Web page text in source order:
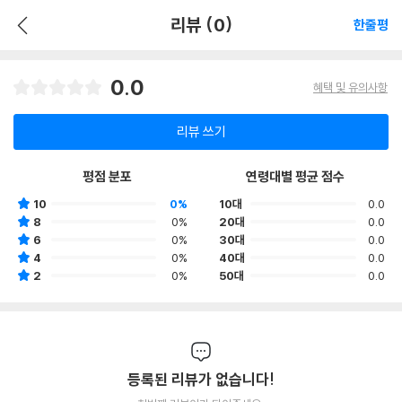
리뷰 (0) 한줄평
0.0 혜택 및 유의사항
리뷰 쓰기
평점 분포
10
0%
8
0%
6
0%
4
0%
2
0%
연령대별 평균 점수
10대
0.0
20대
0.0
30대
0.0
40대
0.0
50대
0.0
등록된 리뷰가 없습니다!